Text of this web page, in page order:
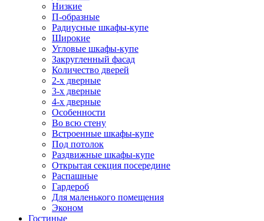
Низкие
П-образные
Радиусные шкафы-купе
Широкие
Угловые шкафы-купе
Закругленный фасад
Количество дверей
2-х дверные
3-х дверные
4-х дверные
Особенности
Во всю стену
Встроенные шкафы-купе
Под потолок
Раздвижные шкафы-купе
Открытая секция посередине
Распашные
Гардероб
Для маленького помещения
Эконом
Гостиные